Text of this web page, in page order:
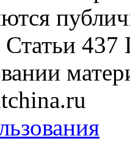
437